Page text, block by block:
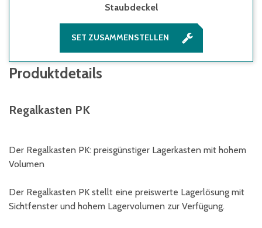
Staubdeckel
SET ZUSAMMENSTELLEN
Produktdetails
Regalkasten PK
Der Regalkasten PK: preisgünstiger Lagerkasten mit hohem
Volumen
Der Regalkasten PK stellt eine preiswerte Lagerlösung mit
Sichtfenster und hohem Lagervolumen zur Verfügung.